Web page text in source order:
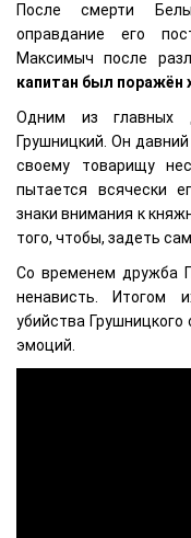
После смерти
оправдание его
Максимыч после
капитан был
Одним из главных
Грушницкий. Он
своему товарищу
пытается всячески
знаки внимания к
того, чтобы, задеть
Со временем дружба
ненависть. Итогом
убийства
эмоций.